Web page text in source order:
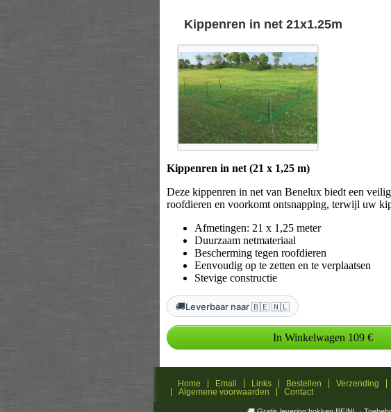
Kippenren in net 21x1.25m
Kippenren in net (21 x 1,25 m)
Deze kippenren in net van Benelux biedt een
roofdieren en voorkomt ontsnapping, terwijl uw
Afmetingen: 21 x 1,25 meter
Duurzaam netmateriaal
Bescherming tegen roofdieren
Eenvoudig op te zetten en te verplaatsen
Stevige constructie
🚚Leverbaar naar 🇧🇪 🇳🇱
Home Email Links Bestellen Verzending
Algemene voorwaarden
Contact